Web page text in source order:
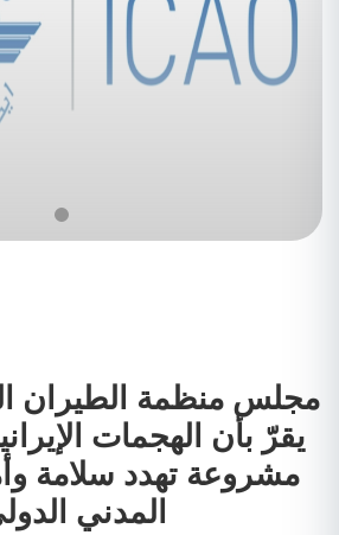
مجلس منظمة الطيران
يقرّ بأن الهجمات
مشروعة تهدد سلامة
المدني